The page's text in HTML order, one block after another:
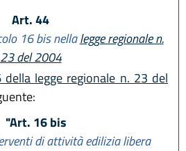
Art. 44
16 bis nellalegge regionale n.
23 del 2004
legge regionale n. 23 del
"Art. 16 bis
di attività edilizia libera